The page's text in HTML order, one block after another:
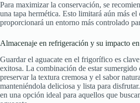
Para maximizar la conservación, se
una tapa hermética. Esto limitará aún más
proporcionará un entorno más controlado
Almacenaje en refrigeración y su impacto
Guardar el aguacate en el frigorífico es
exitosa. La combinación de estar
preservar la textura cremosa y el sabor
manteniéndola deliciosa y lista para
en una opción ideal para aquellos que